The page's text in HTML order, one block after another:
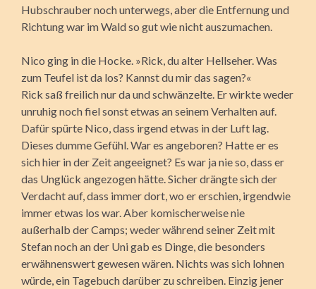
Hubschrauber noch unterwegs, aber die Entfernung und
Richtung war im Wald so gut wie nicht auszumachen.
Nico ging in die Hocke. »Rick, du alter Hellseher. Was
zum Teufel ist da los? Kannst du mir das sagen?«
Rick saß freilich nur da und schwänzelte. Er wirkte weder
unruhig noch fiel sonst etwas an seinem Verhalten auf.
Dafür spürte Nico, dass irgend etwas in der Luft lag.
Dieses dumme Gefühl. War es angeboren? Hatte er es
sich hier in der Zeit angeeignet? Es war ja nie so, dass er
das Unglück angezogen hätte. Sicher drängte sich der
Verdacht auf, dass immer dort, wo er erschien, irgendwie
immer etwas los war. Aber komischerweise nie
außerhalb der Camps; weder während seiner Zeit mit
Stefan noch an der Uni gab es Dinge, die besonders
erwähnenswert gewesen wären. Nichts was sich lohnen
würde, ein Tagebuch darüber zu schreiben. Einzig jener